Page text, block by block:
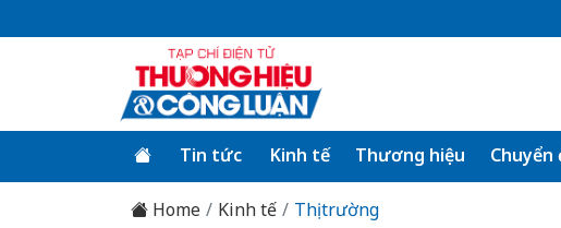
Tin tức Kinh tế Thương hiệu Chuyển
Home Kinh tế Thị trường